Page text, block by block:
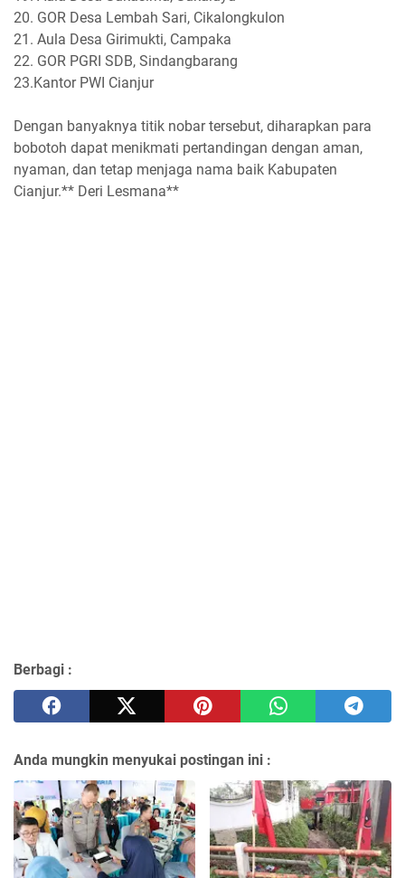
‎20. GOR Desa Lembah Sari, Cikalongkulon
‎21. Aula Desa Girimukti, Campaka
‎22. GOR PGRI SDB, Sindangbarang
23.Kantor PWI Cianjur
‎Dengan banyaknya titik nobar tersebut, diharapkan para
bobotoh dapat menikmati pertandingan dengan aman,
nyaman, dan tetap menjaga nama baik Kabupaten
Cianjur.** Deri Lesmana**
Berbagi :
Anda mungkin menyukai postingan ini :